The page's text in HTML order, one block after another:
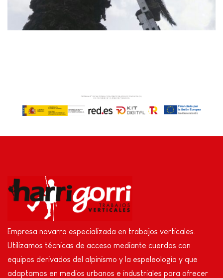
Empresa navarra especializada en trabajos verticales.
Utilizamos técnicas de acceso mediante cuerdas con
equipos derivados del alpinismo y la espeleología y que
adaptamos en medios urbanos e industriales para ofrecer